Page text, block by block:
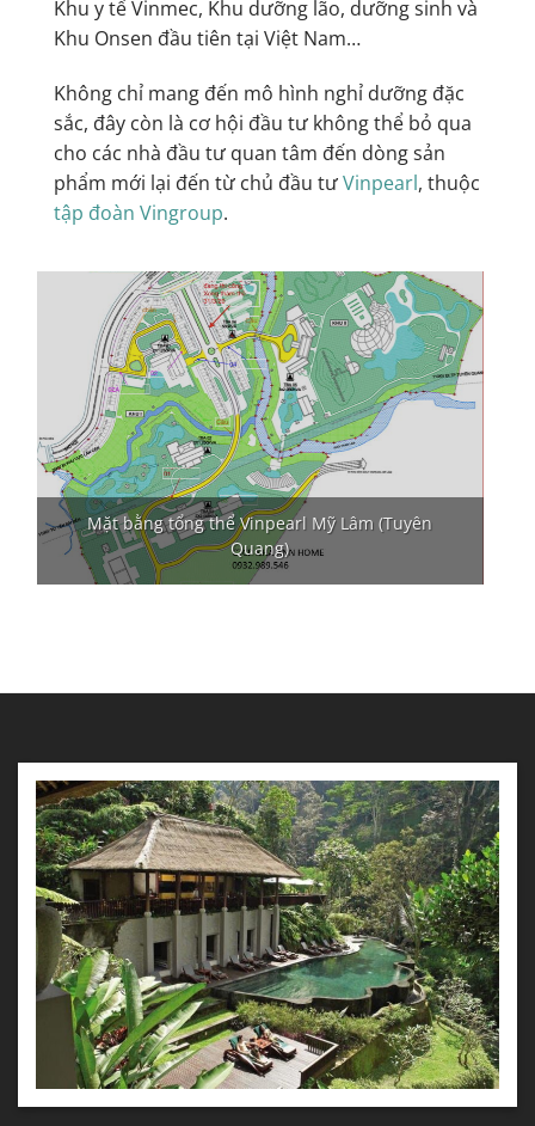
Mặt bằng tổng thể Vinpearl Mỹ Lâm (Tuyên
Quang)
Khu y tế Vinmec, Khu dưỡng lão, dưỡng sinh và
Khu Onsen đầu tiên tại Việt Nam…
Không chỉ mang đến mô hình nghỉ dưỡng đặc
sắc, đây còn là cơ hội đầu tư không thể bỏ qua
cho các nhà đầu tư quan tâm đến dòng sản
phẩm mới lại đến từ chủ đầu tưVinpearl, thuộc
tập đoàn Vingroup.